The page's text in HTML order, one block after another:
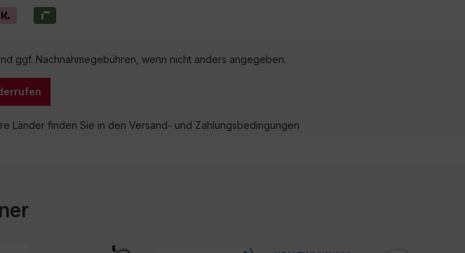
ggf. Nachnahmegebühren, wenn nicht anders angegeben.
Länder finden Sie in den Versand- und Zahlungsbedingungen